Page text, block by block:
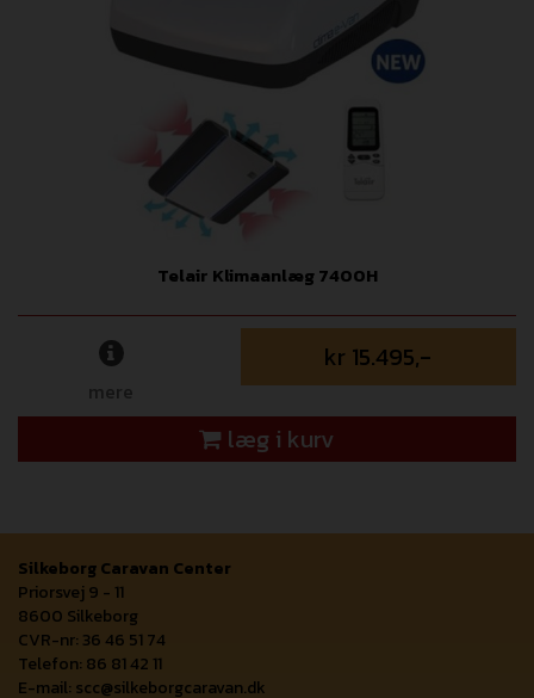
Telair Klimaanlæg 7400H
mere
kr 15.495,-
læg i kurv
Silkeborg Caravan Center
Priorsvej 9 - 11
8600 Silkeborg
CVR-nr: 36 46 51 74
Telefon: 86 81 42 11
E-mail: scc@silkeborgcaravan.dk